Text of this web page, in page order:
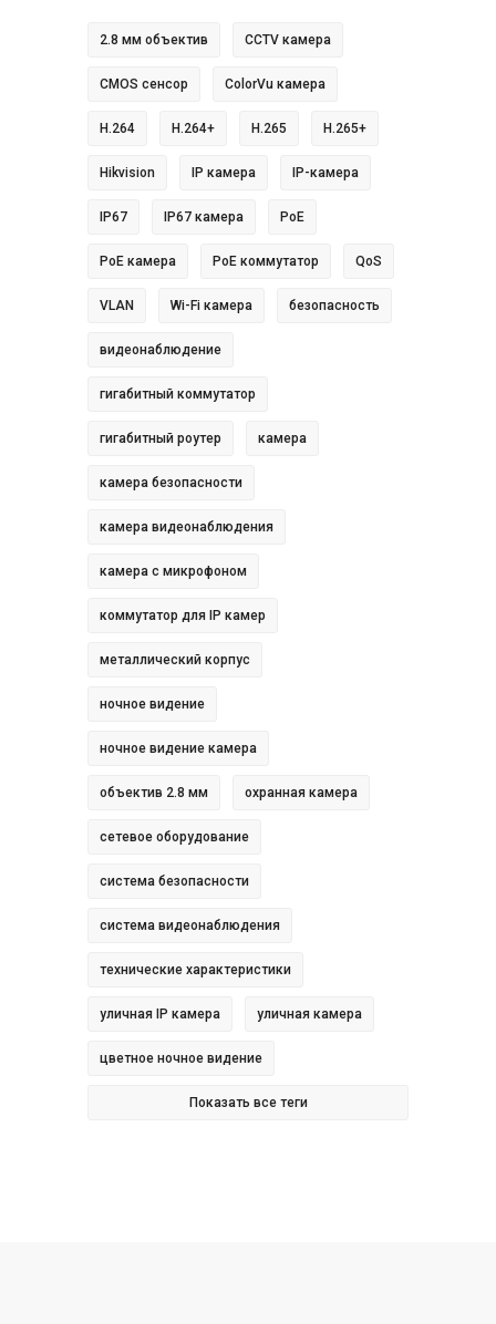
2.8 мм объектив CCTV камера
CMOS сенсор ColorVu камера
H.264 H.264+ H.265 H.265+
Hikvision IP камера IP-камера
IP67 IP67 камера PoE
PoE камера PoE коммутатор QoS
VLAN Wi-Fi камера безопасность
видеонаблюдение
гигабитный коммутатор
гигабитный роутер камера
камера безопасности
камера видеонаблюдения
камера с микрофоном
коммутатор для IP камер
металлический корпус
ночное видение
ночное видение камера
объектив 2.8 мм охранная камера
сетевое оборудование
система безопасности
система видеонаблюдения
технические характеристики
уличная IP камера уличная камера
цветное ночное видение
Показать все теги